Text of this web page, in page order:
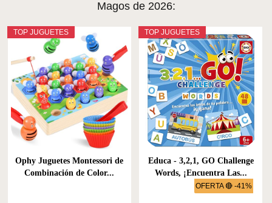
Magos de 2026:
TOP JUGUETES
Ophy Juguetes Montessori de
Combinación de Color...
OFERTA 🔴 -41%
TOP JUGUETES
Educa - 3,2,1, GO Challenge
Words, ¡Encuentra Las...